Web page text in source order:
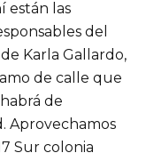
están las
del
Karla Gallardo,
de calle que
de
Aprovechamos
Sur colonia